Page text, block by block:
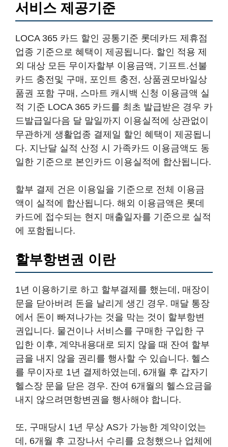
서비스 제공기준
LOCA 365 카드 할인 공통기준 롯데카드 제휴점
업종 기준으로 혜택이 제공됩니다. 할인 적용 제
외 대상 모든 무이자할부 이용금액, 기프트.선불
카드 충전및 구매, 포인트 충전, 상품권모바일상
품권 포함 구매, 스마트 캐시백 신청 이용금액 실
적 기준 LOCA 365 카드를 최초 발급받은 경우 카
드발급일다음 달 말일까지 이용실적에 상관없이
무관하게 생활업종 결제일 할인 혜택이 제공됩니
다. 지난달 실적 산정 시 가족카드 이용금액도 동
일한 기준으로 본인카드 이용실적에 합산됩니다.
할부 결제 건은 이용일을 기준으로 전체 이용금
액이 실적에 합산됩니다. 해외 이용금액은 롯데
카드에 접수되는 현지 매출일자를 기준으로 실적
에 포함됩니다.
할부항변권 이란
1년 이용하기로 하고 할부결제를 했는데, 매장이
문을 닫아버려 돈을 날리게 생긴 경우. 매달 통장
에서 돈이 빠져나가는 것을 막는 것이 할부항변
권입니다. 물건이나 서비스를 구매한 구입한 구
입한 이후, 계약내용대로 되지 않을 때 잔여 할부
금을 내지 않을 권리를 행사할 수 있습니다. 헬스
를 무이자로 1년 결제하였는데, 6개월 후 갑자기
헬스장 문을 닫은 경우. 잔여 6개월의 헬스요금을
내지 않으려면항변권을 행사해야 합니다.
또, 구매당시 1년 무상 AS가 가능한 계약이었는
데, 6개월 후 고장나서 수리를 요청했으나 업체에